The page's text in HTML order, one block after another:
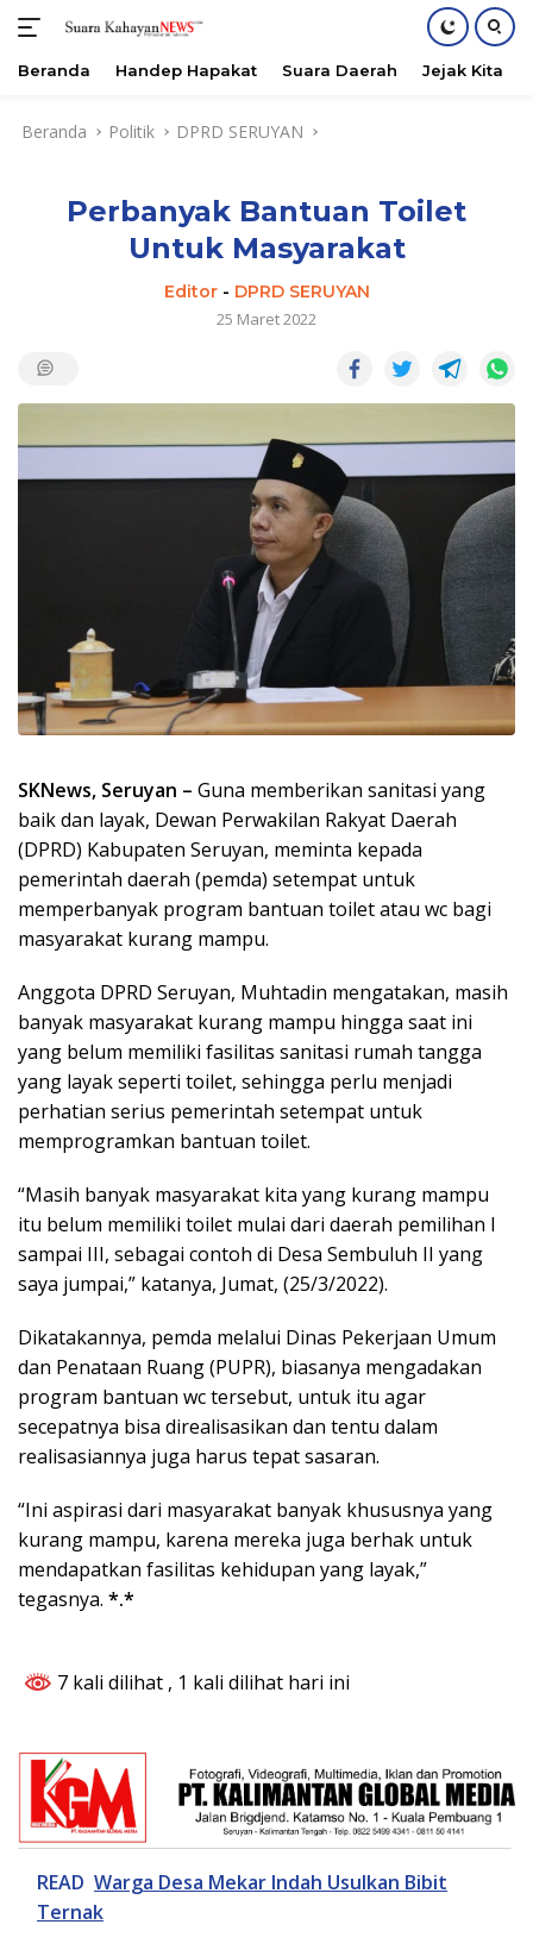
Beranda Handep Hapakat Suara Daerah Jejak Kita
Beranda Politik DPRD SERUYAN
Perbanyak Bantuan Toilet
Untuk Masyarakat
Editor- DPRD SERUYAN
25 Maret 2022
SKNews, Seruyan – Guna memberikan sanitasi yang
baik dan layak, Dewan Perwakilan Rakyat Daerah
(DPRD) Kabupaten Seruyan, meminta kepada
pemerintah daerah (pemda) setempat untuk
memperbanyak program bantuan toilet atau wc bagi
masyarakat kurang mampu.
Anggota DPRD Seruyan, Muhtadin mengatakan, masih
banyak masyarakat kurang mampu hingga saat ini
yang belum memiliki fasilitas sanitasi rumah tangga
yang layak seperti toilet, sehingga perlu menjadi
perhatian serius pemerintah setempat untuk
memprogramkan bantuan toilet.
“Masih banyak masyarakat kita yang kurang mampu
itu belum memiliki toilet mulai dari daerah pemilihan I
sampai III, sebagai contoh di Desa Sembuluh II yang
saya jumpai,” katanya, Jumat, (25/3/2022).
Dikatakannya, pemda melalui Dinas Pekerjaan Umum
dan Penataan Ruang (PUPR), biasanya mengadakan
program bantuan wc tersebut, untuk itu agar
secepatnya bisa direalisasikan dan tentu dalam
realisasiannya juga harus tepat sasaran.
“Ini aspirasi dari masyarakat banyak khususnya yang
kurang mampu, karena mereka juga berhak untuk
mendapatkan fasilitas kehidupan yang layak,”
tegasnya. *.*
7 kali dilihat , 1 kali dilihat hari ini
READ Warga Desa Mekar Indah Usulkan Bibit
Ternak